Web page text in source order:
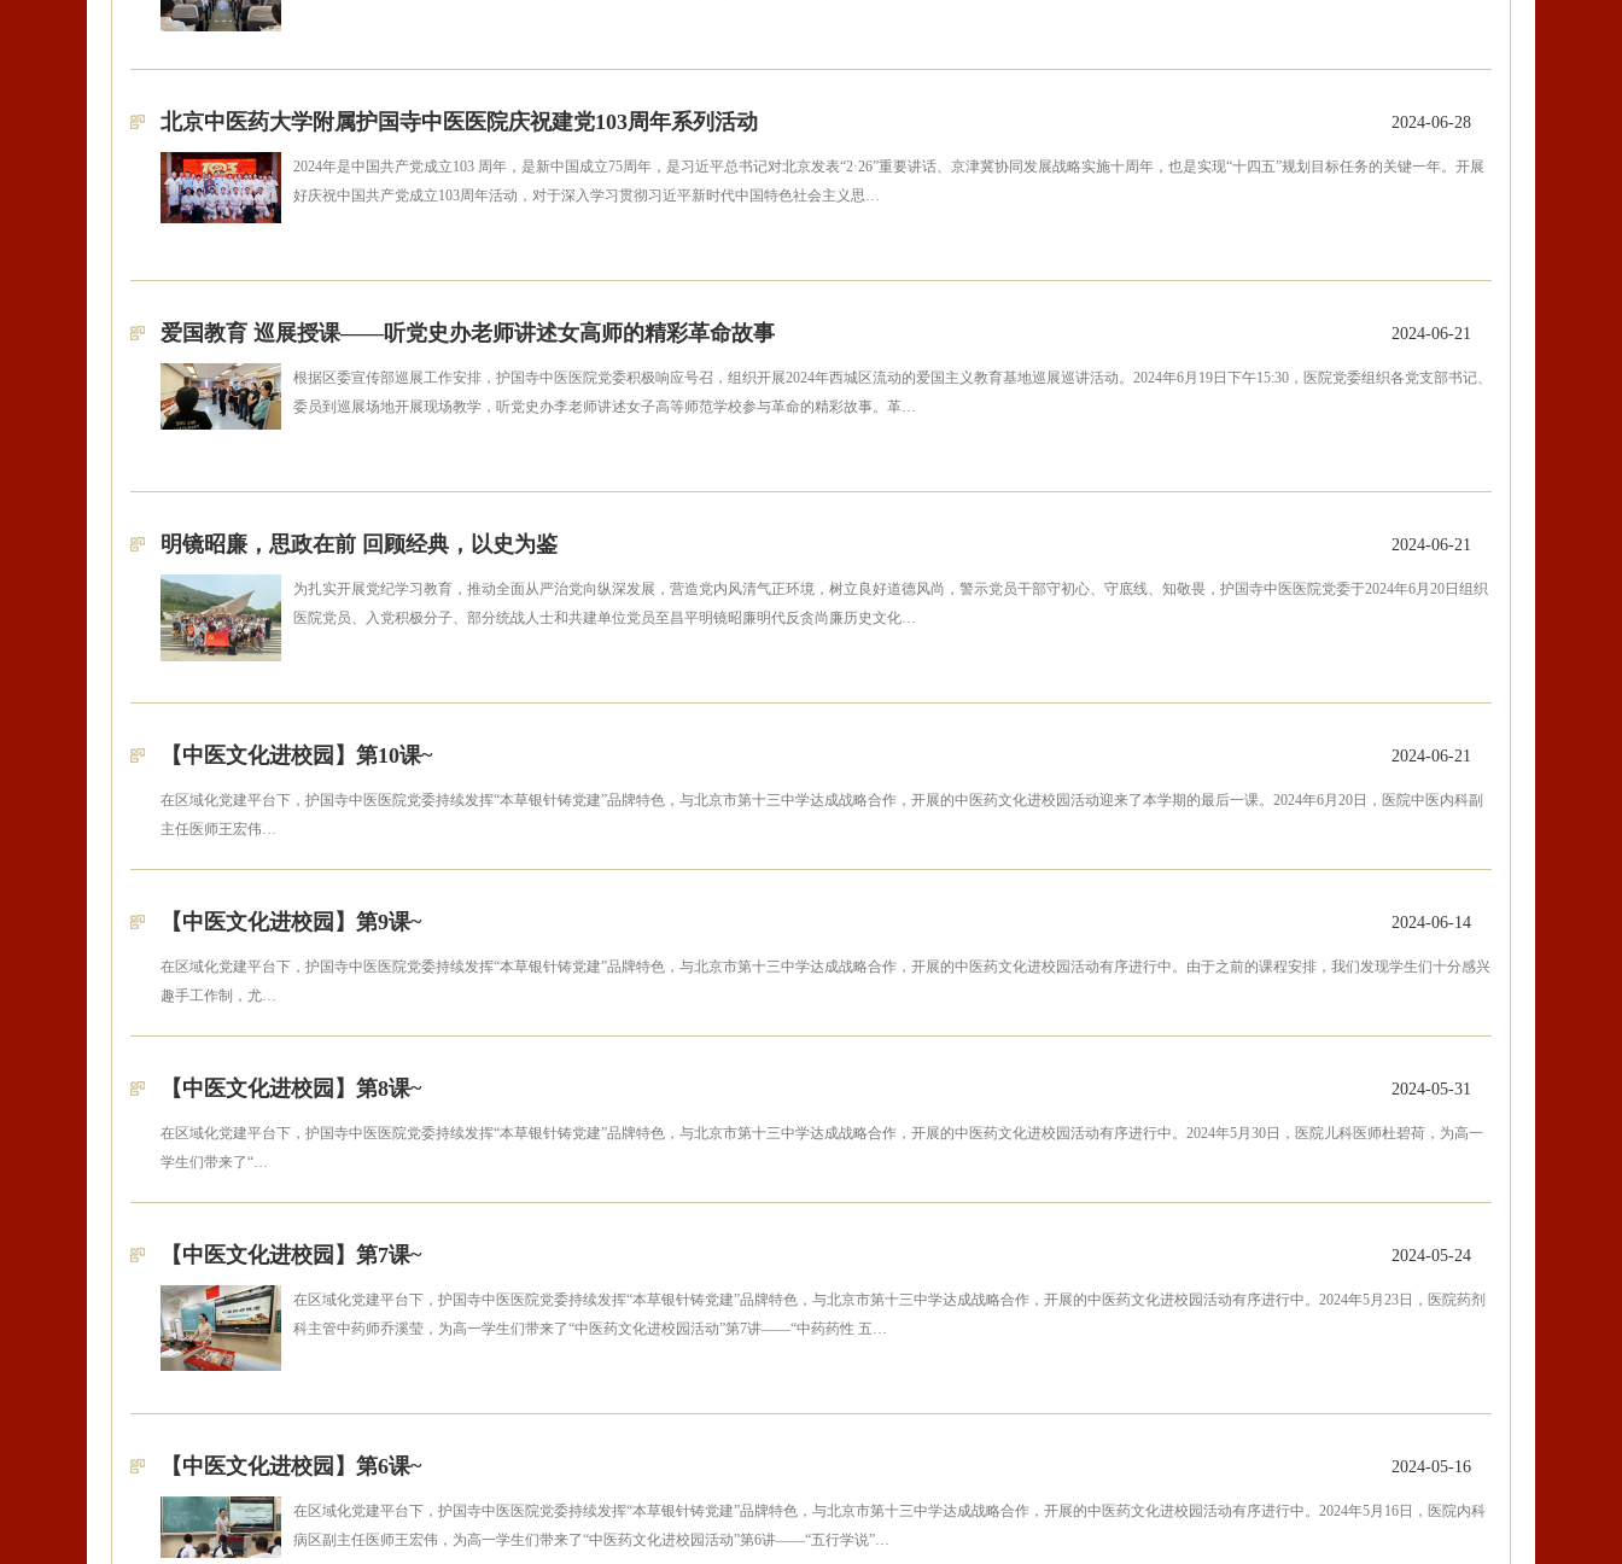
2024-06-28
北京中医药大学附属护国寺中医医院庆祝建党103周年系列活动
2024年是中国共产党成立103 周年，是新中国成立75周年，是习近平总书记对北京发表“2·26”重要讲话、京津冀协同发展战略实施十周年，也是实现“十四五”规划目标任务的关键一年。开展
好庆祝中国共产党成立103周年活动，对于深入学习贯彻习近平新时代中国特色社会主义思…
2024-06-21
爱国教育 巡展授课——听党史办老师讲述女高师的精彩革命故事
根据区委宣传部巡展工作安排，护国寺中医医院党委积极响应号召，组织开展2024年西城区流动的爱国主义教育基地巡展巡讲活动。2024年6月19日下午15:30，医院党委组织各党支部书记、
委员到巡展场地开展现场教学，听党史办李老师讲述女子高等师范学校参与革命的精彩故事。革…
2024-06-21
明镜昭廉，思政在前 回顾经典，以史为鉴
为扎实开展党纪学习教育，推动全面从严治党向纵深发展，营造党内风清气正环境，树立良好道德风尚，警示党员干部守初心、守底线、知敬畏，护国寺中医医院党委于2024年6月20日组织
医院党员、入党积极分子、部分统战人士和共建单位党员至昌平明镜昭廉明代反贪尚廉历史文化…
2024-06-21
【中医文化进校园】第10课~
在区域化党建平台下，护国寺中医医院党委持续发挥“本草银针铸党建”品牌特色，与北京市第十三中学达成战略合作，开展的中医药文化进校园活动迎来了本学期的最后一课。2024年6月20日，医院中医内科副
主任医师王宏伟…
2024-06-14
【中医文化进校园】第9课~
在区域化党建平台下，护国寺中医医院党委持续发挥“本草银针铸党建”品牌特色，与北京市第十三中学达成战略合作，开展的中医药文化进校园活动有序进行中。由于之前的课程安排，我们发现学生们十分感兴
趣手工作制，尤…
2024-05-31
【中医文化进校园】第8课~
在区域化党建平台下，护国寺中医医院党委持续发挥“本草银针铸党建”品牌特色，与北京市第十三中学达成战略合作，开展的中医药文化进校园活动有序进行中。2024年5月30日，医院儿科医师杜碧荷，为高一
学生们带来了“…
2024-05-24
【中医文化进校园】第7课~
在区域化党建平台下，护国寺中医医院党委持续发挥“本草银针铸党建”品牌特色，与北京市第十三中学达成战略合作，开展的中医药文化进校园活动有序进行中。2024年5月23日，医院药剂
科主管中药师乔溪莹，为高一学生们带来了“中医药文化进校园活动”第7讲——“中药药性 五…
2024-05-16
【中医文化进校园】第6课~
在区域化党建平台下，护国寺中医医院党委持续发挥“本草银针铸党建”品牌特色，与北京市第十三中学达成战略合作，开展的中医药文化进校园活动有序进行中。2024年5月16日，医院内科
病区副主任医师王宏伟，为高一学生们带来了“中医药文化进校园活动”第6讲——“五行学说”…